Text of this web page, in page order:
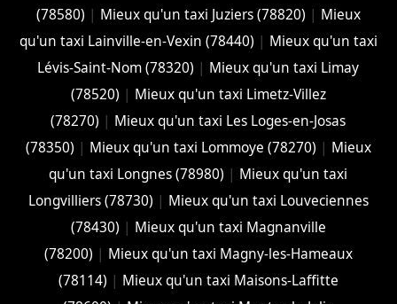
(78580) | Mieux qu'un taxi Juziers (78820) | Mieux
qu'un taxi Lainville-en-Vexin (78440) | Mieux qu'un taxi
Lévis-Saint-Nom (78320) | Mieux qu'un taxi Limay
(78520) | Mieux qu'un taxi Limetz-Villez
(78270) | Mieux qu'un taxi Les Loges-en-Josas
(78350) | Mieux qu'un taxi Lommoye (78270) | Mieux
qu'un taxi Longnes (78980) | Mieux qu'un taxi
Longvilliers (78730) | Mieux qu'un taxi Louveciennes
(78430) | Mieux qu'un taxi Magnanville
(78200) | Mieux qu'un taxi Magny-les-Hameaux
(78114) | Mieux qu'un taxi Maisons-Laffitte